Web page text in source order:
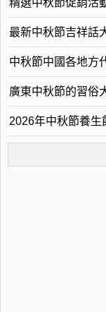
精選中秋節促銷活
最新中秋節吉祥話
中秋節中國各地方
廣東中秋節的習俗
2026年中秋節養生